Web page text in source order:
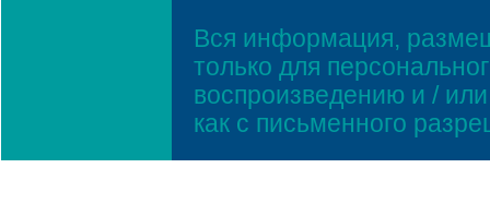
Вся информация,
только для
воспроизведению и /
как с письменного